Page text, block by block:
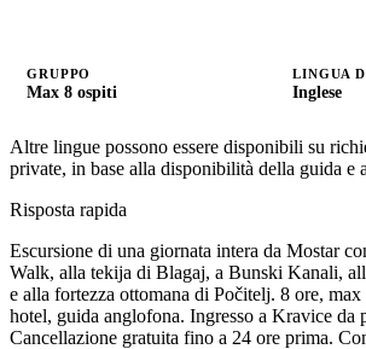
GRUPPO
Max 8 ospiti
LINGUA
Inglese
Altre lingue possono essere disponibili su
private, in base alla disponibilità della guida e
Risposta rapida
Escursione di una giornata intera da Mostar
Walk, alla tekija di Blagaj, a Bunski Kanali,
e alla fortezza ottomana di Počitelj. 8 ore,
hotel, guida anglofona. Ingresso a Kravice da
Cancellazione gratuita fino a 24 ore prima.